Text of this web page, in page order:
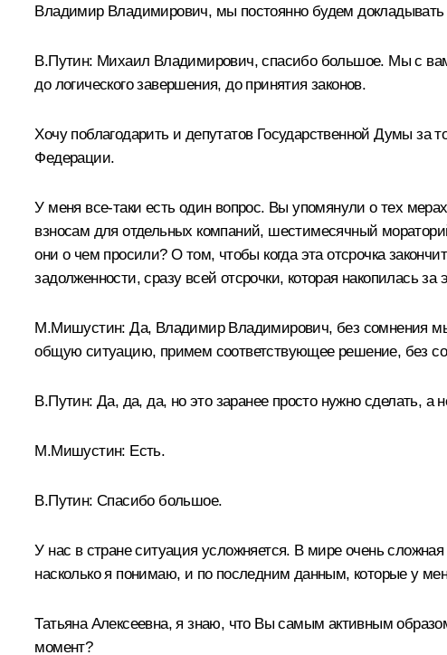
Владимир Владимирович, мы постоянно будем
В.Путин: Михаил Владимирович, спасибо большое. Мы с
до логического завершения, до принятия законов.
Хочу поблагодарить и депутатов Государственной Думы за
Федерации.
У меня все-таки есть один вопрос. Вы упомянули о тех
взносам для отдельных компаний, шестимесячный
они о чем просили? О том, чтобы когда эта отсрочка
задолженности, сразу всей отсрочки, которая накопилась
М.Мишустин:Да, Владимир Владимирович, без сомнения мы
общую ситуацию, примем соответствующее решение, без
В.Путин: Да, да, да, но это заранее просто нужно сделать, а
М.Мишустин: Есть.
В.Путин: Спасибо большое.
У нас в стране ситуация усложняется. В мире очень
насколько я понимаю, и по последним данным, которые у
Татьяна Алексеевна, я знаю, что Вы самым активным
момент?